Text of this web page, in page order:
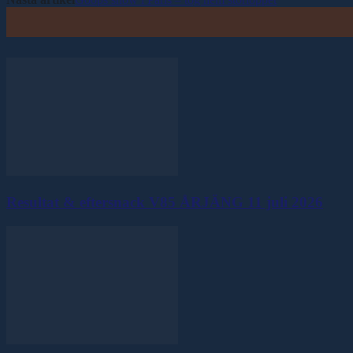
Resultat & eftersnack V85 ÅRJÄNG 11 juli 2026